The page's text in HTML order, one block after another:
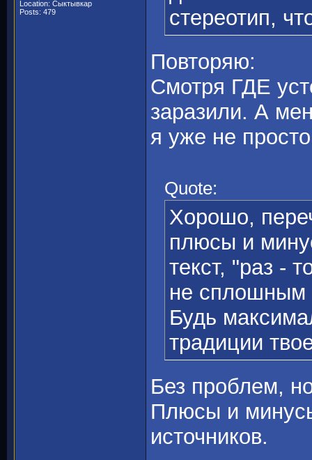
Location: Сыктывкар
Posts: 479
стереотип,
Повторяю:
Смотря ГДЕ
заразили. А
я уже не
Quote:
Хорошо,
плюсы и
текст, "раз -
не сплошным
Будь
традиции
Без проблем,
Плюсы и
источников.